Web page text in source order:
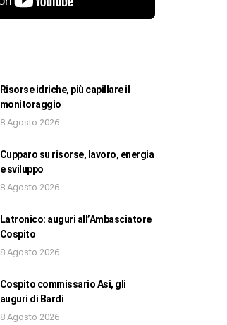
Risorse idriche, più capillare il
monitoraggio
8 Agosto 2026
Cupparo su risorse, lavoro, energia
e sviluppo
8 Agosto 2026
Latronico: auguri all’Ambasciatore
Cospito
8 Agosto 2026
Cospito commissario Asi, gli
auguri di Bardi
8 Agosto 2026